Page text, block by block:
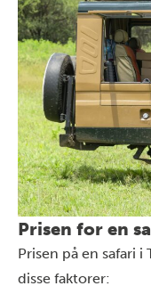
Prisen for en
Prisen på en safari
disse faktorer: